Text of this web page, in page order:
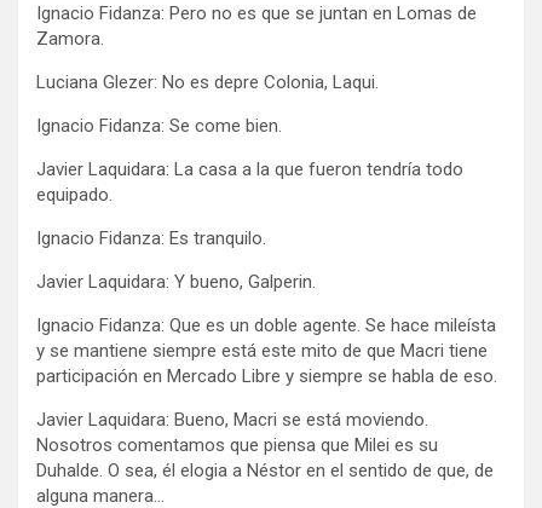
Ignacio Fidanza: Pero no es que se juntan en Lomas de
Zamora.
Luciana Glezer: No es depre Colonia, Laqui.
Ignacio Fidanza: Se come bien.
Javier Laquidara: La casa a la que fueron tendría todo
equipado.
Ignacio Fidanza: Es tranquilo.
Javier Laquidara: Y bueno, Galperin.
Ignacio Fidanza: Que es un doble agente. Se hace mileísta
y se mantiene siempre está este mito de que Macri tiene
participación en Mercado Libre y siempre se habla de eso.
Javier Laquidara: Bueno, Macri se está moviendo.
Nosotros comentamos que piensa que Milei es su
Duhalde. O sea, él elogia a Néstor en el sentido de que, de
alguna manera…